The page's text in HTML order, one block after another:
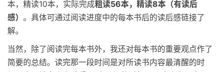
本，精读10本，实际完成粗读56本，精读8本（有读后
感） 。具体可通过阅读进度中的每本书后的读后感链接了
解。
当然，除了阅读完每本书外，我还对每本书的重要观点作了
简要的总结。读完那一段时间是对所读书内容最清醒的时